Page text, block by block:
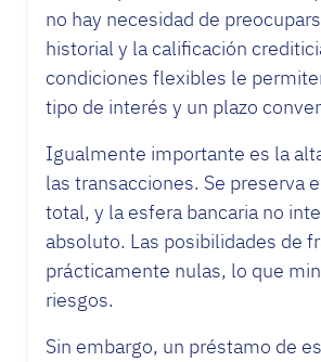
no hay necesidad de
historial y la calificación
condiciones flexibles le
tipo de interés y un plazo
Igualmente importante es la
las transacciones. Se preserva
total, y la esfera bancaria no
absoluto. Las posibilidades de
prácticamente nulas, lo que
riesgos.
Sin embargo, un préstamo de